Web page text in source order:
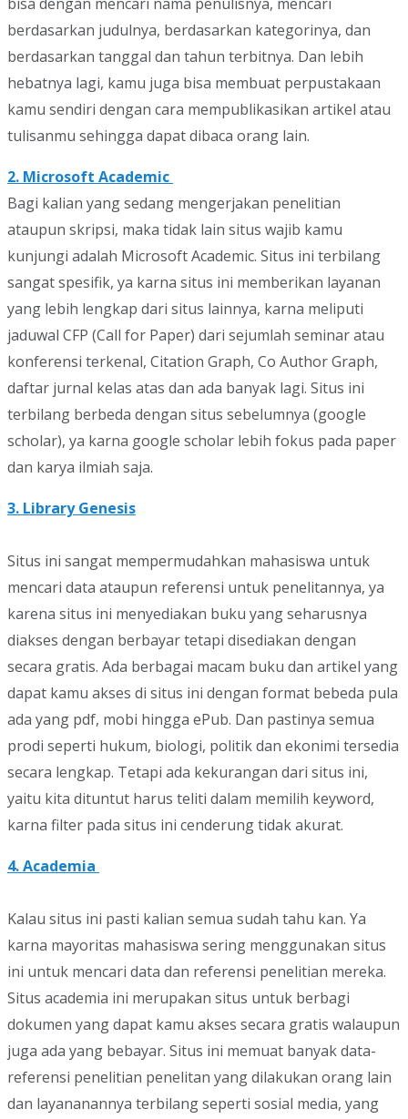
berdasarkan judulnya, berdasarkan kategorinya, dan
berdasarkan tanggal dan tahun terbitnya. Dan lebih
hebatnya lagi, kamu juga bisa membuat perpustakaan
kamu sendiri dengan cara mempublikasikan artikel atau
tulisanmu sehingga dapat dibaca orang lain.
2. Microsoft Academic
Bagi kalian yang sedang mengerjakan penelitian
ataupun skripsi, maka tidak lain situs wajib kamu
kunjungi adalah Microsoft Academic. Situs ini terbilang
sangat spesifik, ya karna situs ini memberikan layanan
yang lebih lengkap dari situs lainnya, karna meliputi
jaduwal CFP (Call for Paper) dari sejumlah seminar atau
konferensi terkenal, Citation Graph, Co Author Graph,
daftar jurnal kelas atas dan ada banyak lagi. Situs ini
terbilang berbeda dengan situs sebelumnya (google
scholar), ya karna google scholar lebih fokus pada paper
dan karya ilmiah saja.
3. Library Genesis
Situs ini sangat mempermudahkan mahasiswa untuk
mencari data ataupun referensi untuk penelitannya, ya
karena situs ini menyediakan buku yang seharusnya
diakses dengan berbayar tetapi disediakan dengan
secara gratis. Ada berbagai macam buku dan artikel yang
dapat kamu akses di situs ini dengan format bebeda pula
ada yang pdf, mobi hingga ePub. Dan pastinya semua
prodi seperti hukum, biologi, politik dan ekonimi tersedia
secara lengkap. Tetapi ada kekurangan dari situs ini,
yaitu kita dituntut harus teliti dalam memilih keyword,
karna filter pada situs ini cenderung tidak akurat.
4. Academia
Kalau situs ini pasti kalian semua sudah tahu kan. Ya
karna mayoritas mahasiswa sering menggunakan situs
ini untuk mencari data dan referensi penelitian mereka.
Situs academia ini merupakan situs untuk berbagi
dokumen yang dapat kamu akses secara gratis walaupun
juga ada yang bebayar. Situs ini memuat banyak data-
referensi penelitian penelitan yang dilakukan orang lain
dan layananannya terbilang seperti sosial media, yang